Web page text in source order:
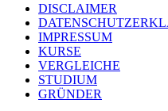
DISCLAIMER
IMPRESSUM
KURSE
VERGLEICHE
STUDIUM
GRÜNDER